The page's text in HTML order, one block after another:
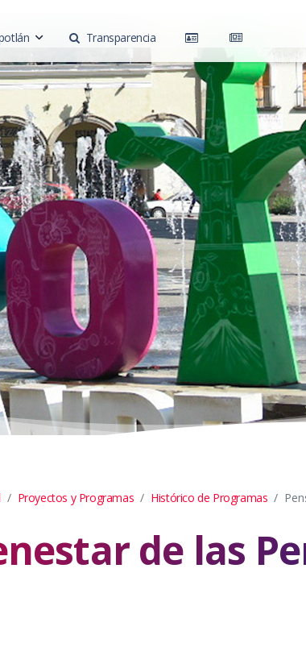
Transparencia
Proyectos y Programas Histórico de Programas
de las